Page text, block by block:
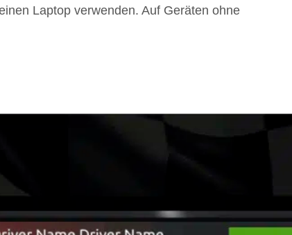
Laptop verwenden. Auf Geräten ohne